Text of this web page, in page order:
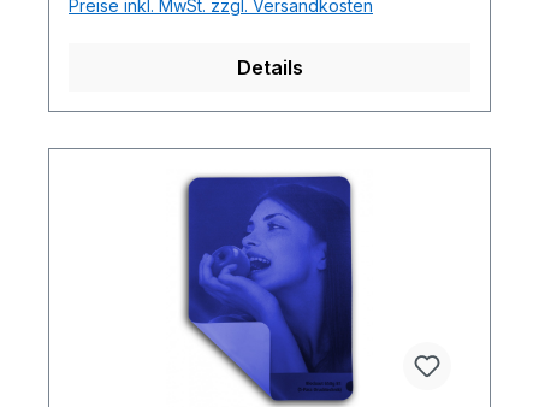
Preise inkl. MwSt. zzgl. Versandkosten
Details